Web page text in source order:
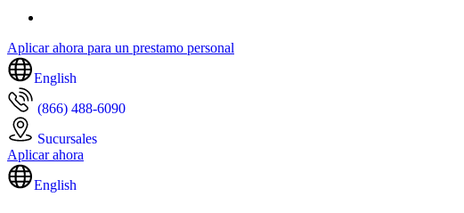
Aplicar ahora para un prestamo personal
English
(866) 488-6090
Sucursales
Aplicar ahora
English